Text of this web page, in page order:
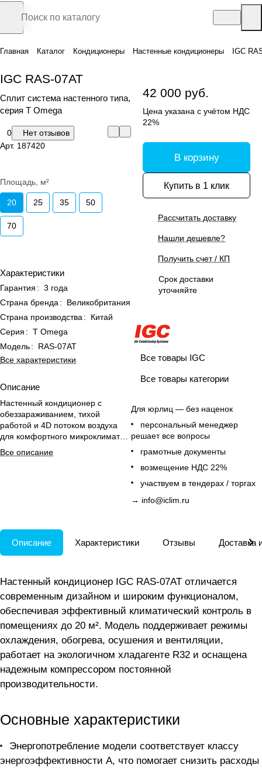
Главная Каталог Кондиционеры Настенные кондиционеры IGC
IGC RAS-07АТ
Сплит система настенного типа,
серия T Omega
0
Нет отзывов
Арт. 187420
Площадь, м²
20 25 35 50
70
Характеристики
Гарантия : 3 года
Страна бренда :
Великобритания
Страна производства :
Китай
Серия : T Omega
Модель:
RAS-07АТ
Все характеристики
Описание
Настенный кондиционер с
обеззараживанием, тихой
работой и 4D потоком воздуха
для комфортного микроклимата в
офисе; пульт ДУ в комплекте
Все описание
42 000 руб.
Цена указана с учётом НДС
22%
В корзину
Купить в 1 клик
Рассчитать доставку
Нашли дешевле?
Получить счет / КП
Срок доставки
уточняйте
Все товары IGC
Все товары категории
Для юрлиц — без наценок
персональный менеджер
решает все вопросы
грамотные документы
возмещение НДС 22%
участвуем в тендерах / торгах
→ info@iclim.ru
Описание Характеристики Отзывы Доставка
Настенный кондиционер IGC RAS-07АТ отличается
современным дизайном и широким функционалом,
обеспечивая эффективный климатический контроль в
помещениях до 20 м². Модель поддерживает режимы
охлаждения, обогрева, осушения и вентиляции,
работает на экологичном хладагенте R32 и оснащена
надежным компрессором постоянной
производительности.
Основные характеристики
Энергопотребление модели соответствует классу
энергоэффективности А, что помогает снизить расходы